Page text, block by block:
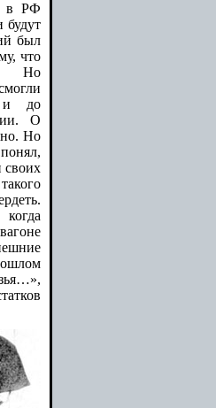
в РФ
будут
был
что
Но
и до
О
Но
своих